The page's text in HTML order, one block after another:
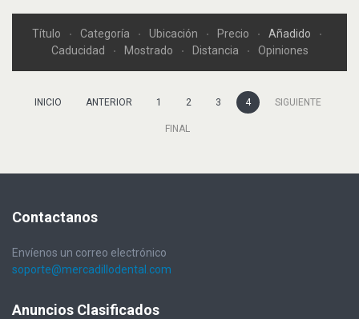
Título Categoría Ubicación Precio
Añadido
Caducidad
Mostrado Distancia Opiniones
INICIO ANTERIOR 1 2 3 4 SIGUIENTE
FINAL
Contactanos
Envíenos un correo electrónico
soporte@mercadillodental.com
Anuncios Clasificados